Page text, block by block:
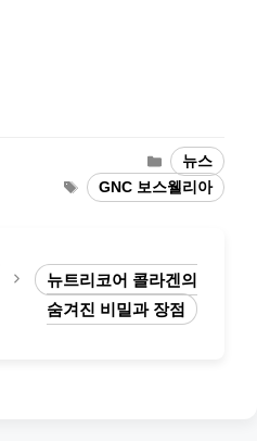
Categories
뉴스
Tags
GNC 보스웰리아
뉴트리코어 콜라겐의
숨겨진 비밀과 장점